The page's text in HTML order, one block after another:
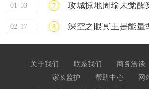
01-03 7 攻城掠地周瑜未觉醒
02-17 8 深空之眼冥王是能量
关于我们 联系我们 商务洽谈
家长监护
帮助中心
网